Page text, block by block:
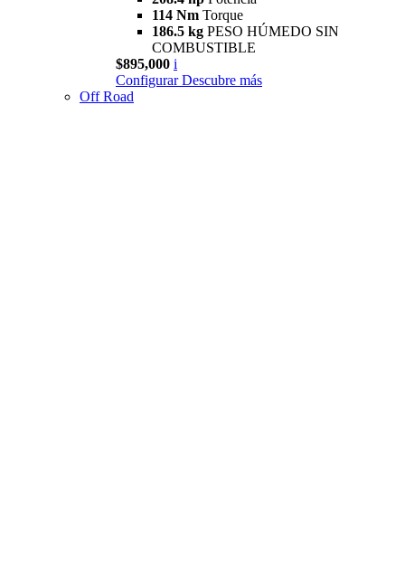
114 Nm Torque
186.5 kg PESO HÚMEDO SIN
COMBUSTIBLE
$895,000 i
Configurar Descubre más
Off Road